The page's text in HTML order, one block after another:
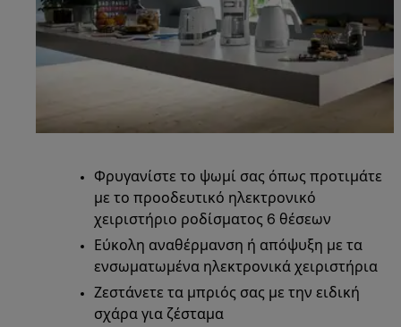
Φρυγανίστε το ψωμί σας όπως προτιμάτε
με το προοδευτικό ηλεκτρονικό
χειριστήριο ροδίσματος 6 θέσεων
Εύκολη αναθέρμανση ή απόψυξη με τα
ενσωματωμένα ηλεκτρονικά χειριστήρια
Ζεστάνετε τα μπριός σας με την ειδική
σχάρα για ζέσταμα